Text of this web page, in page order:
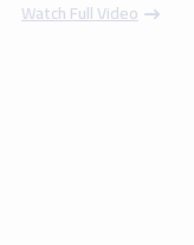
Watch Full Video